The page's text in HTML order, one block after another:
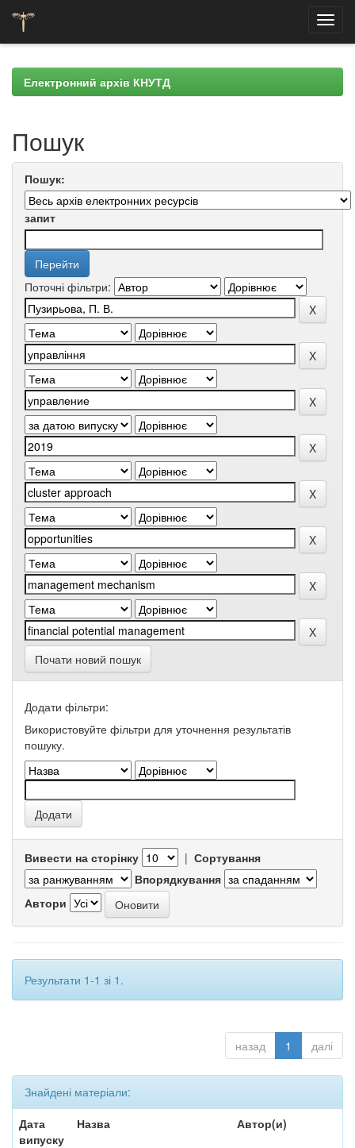
navigationЕлектронний архів КНУТД
Пошук
Пошук:
запит
Поточні фільтри:
Почати новий пошук
Додати фільтри:
Використовуйте фільтри для уточнення результатів
пошуку.
Вивести на сторінку | Сортування
Впорядкування
Автори
Результати 1-1 зі 1.
назад 1 далі
Знайдені матеріали:
Дата
випуску
Назва Автор(и)